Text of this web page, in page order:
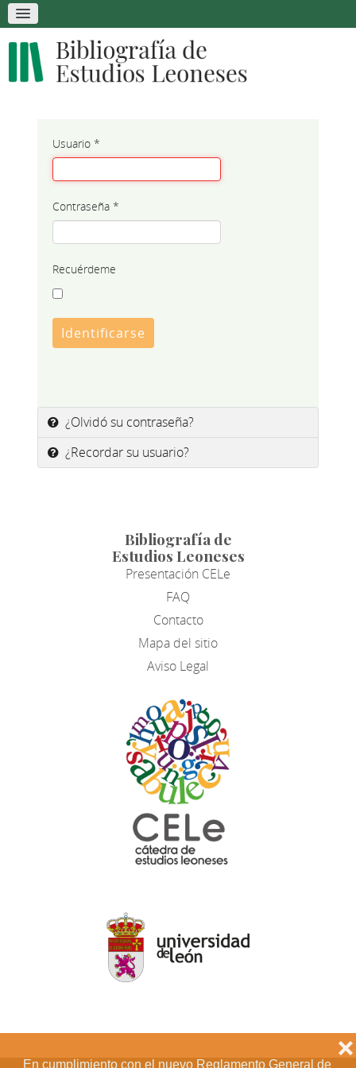
En cumplimiento con el nuevo Reglamento General de
❌
Usuario*
Contraseña*
Recuérdeme
Identificarse
¿Olvidó su contraseña?
¿Recordar su usuario?
Bibliografía de
Estudios Leoneses
Presentación CELe
FAQ
Contacto
Mapa del sitio
Aviso Legal